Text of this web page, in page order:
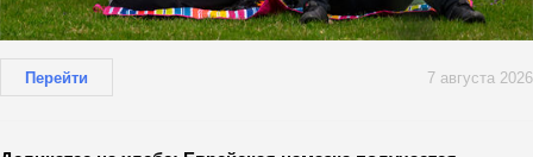
Перейти 7 августа 2026